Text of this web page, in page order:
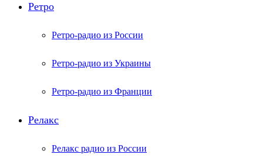
Ретро
Ретро-радио из России
Ретро-радио из Украины
Ретро-радио из Франции
Релакс
Релакс радио из России